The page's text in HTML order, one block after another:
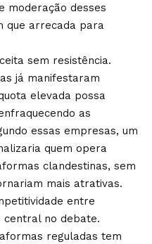
moderação desses
que arrecada para
sem resistência.
já manifestaram
elevada possa
as
essas empresas, um
quem opera
clandestinas, sem
mais atrativas.
entre
no debate.
reguladas tem